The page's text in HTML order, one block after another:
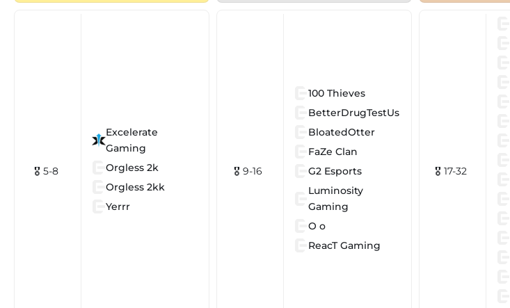
🎖 5-8
Excelerate
Gaming
Orgless 2k
Orgless 2kk
Yerrr
🎖 9-16
100 Thieves
BetterDrugTestUs
BloatedOtter
FaZe Clan
G2 Esports
Luminosity
Gaming
O o
ReacT Gaming
🎖 17-32